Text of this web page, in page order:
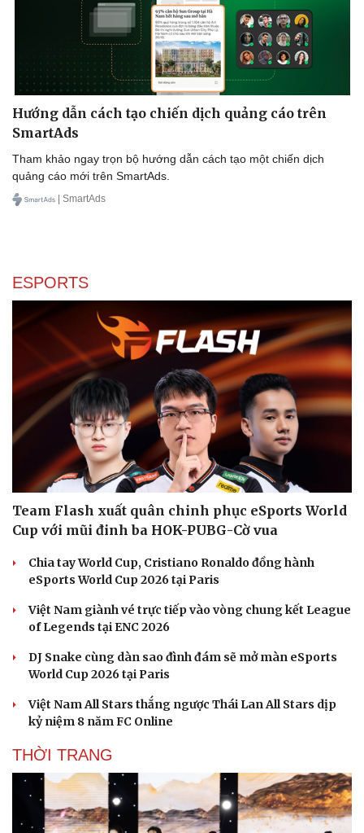
Sức khỏe
Dinh dưỡng - món ngon
Sản phụ khoa
Nhi khoa
Nam khoa
Làm đẹp - giảm cân
Ăn sạch sống khỏe
Đời sống
Nhà đẹp
Blog
Tình yêu - Gia đình
Hướng dẫn cách tạo chiến dịch quảng cáo trên
SmartAds
Tham khảo ngay trọn bộ hướng dẫn cách tạo một chiến dịch
quảng cáo mới trên SmartAds.
| SmartAds
ESPORTS
Team Flash xuất quân chinh phục eSports World
Cup với mũi đinh ba HOK-PUBG-Cờ vua
Chia tay World Cup, Cristiano Ronaldo đồng hành
eSports World Cup 2026 tại Paris
Việt Nam giành vé trực tiếp vào vòng chung kết League
of Legends tại ENC 2026
DJ Snake cùng dàn sao đình đám sẽ mở màn eSports
World Cup 2026 tại Paris
Việt Nam All Stars thắng ngược Thái Lan All Stars dịp
kỷ niệm 8 năm FC Online
THỜI TRANG